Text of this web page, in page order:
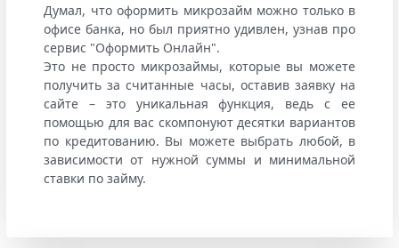
Думал, что оформить микрозайм можно только в
офисе банка, но был приятно удивлен, узнав про
сервис "Оформить Онлайн".
Это не просто микрозаймы, которые вы можете
получить за считанные часы, оставив заявку на
сайте – это уникальная функция, ведь с ее
помощью для вас скомпонуют десятки вариантов
по кредитованию. Вы можете выбрать любой, в
зависимости от нужной суммы и минимальной
ставки по займу.